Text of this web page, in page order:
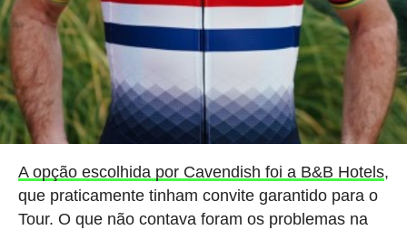
A opção escolhida por Cavendish foi a B&B Hotels,
que praticamente tinham convite garantido para o
Tour. O que não contava foram os problemas na